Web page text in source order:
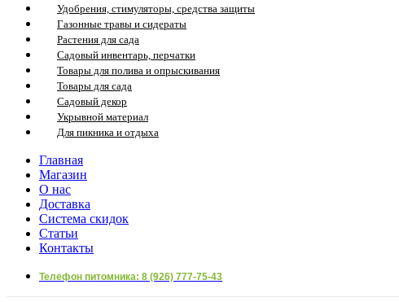
Удобрения, стимуляторы, средства защиты
Газонные травы и сидераты
Растения для сада
Садовый инвентарь, перчатки
Товары для полива и опрыскивания
Товары для сада
Садовый декор
Укрывной материал
Для пикника и отдыха
Главная
Магазин
О нас
Доставка
Система скидок
Статьи
Контакты
Телефон питомника: 8 (926) 777-75-43